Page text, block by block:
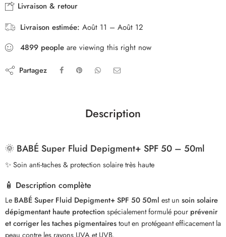
Livraison & retour
Livraison estimée: Août 11 – Août 12
4899 people are viewing this right now
Partagez
Description
🌞 BABÉ Super Fluid Depigment+ SPF 50 – 50ml
✨ Soin anti-taches & protection solaire très haute
🧴 Description complète
Le BABÉ Super Fluid Depigment+ SPF 50 50ml est un soin solaire
dépigmentant haute protection spécialement formulé pour prévenir
et corriger les taches pigmentairestout en protégeant efficacement la
peau contre les rayons UVA et UVB.